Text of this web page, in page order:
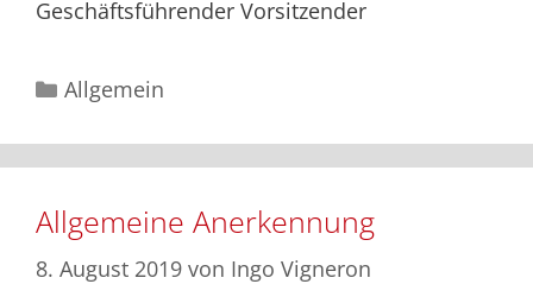
Geschäftsführender Vorsitzender
Kategorien
Allgemein
Allgemeine Anerkennung
8. August 2019 von Ingo Vigneron